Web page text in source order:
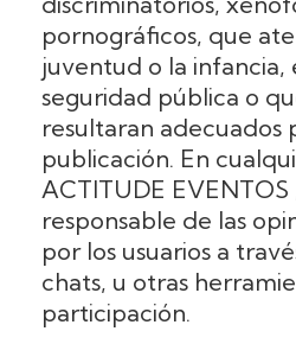
pornográficos, que
juventud o la infancia,
seguridad pública o
resultaran adecuados
publicación. En
ACTITUDE EVENTOS
responsable de las
por los usuarios a
chats, u otras
participación.